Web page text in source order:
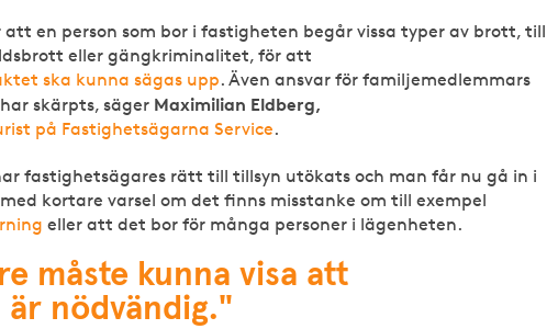
att en person som bor i fastigheten begår vissa typer av brott, till
eller gängkriminalitet, för att
ska kunna sägas upp. Även ansvar för familjemedlemmars
skärpts, säger Maximilian Eldberg,
på Fastighetsägarna Service.
fastighetsägares rätt till tillsyn utökats och man får nu gå in i
kortare varsel om det finns misstanke om till exempel
eller att det bor för många personer i lägenheten.
måste kunna visa att
nödvändig."